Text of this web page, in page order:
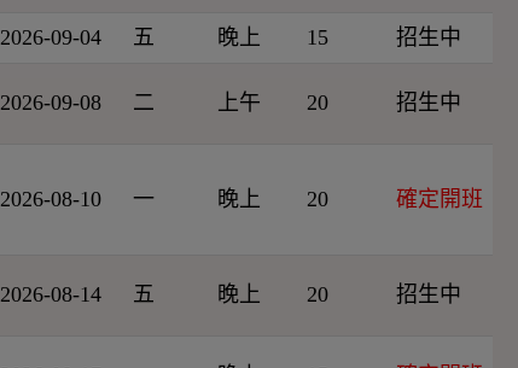
2026-09-04 五 晚上 15 招生中
2026-09-08 二 上午 20 招生中
2026-08-10 一 晚上 20 確定開班
2026-08-14 五 晚上 20 招生中